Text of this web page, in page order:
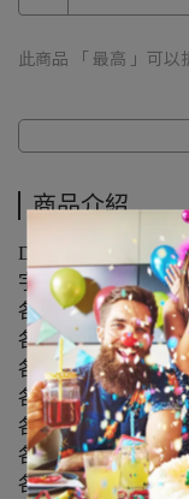
此商品 「 最高 」可以
商品介紹
DIY Letters &
字體尺寸：3-3.5公
各8入重複貼紙：E
各7入重複貼紙：A
各6入重複貼紙：I
各5入重複貼紙 ：R,
各4入重複貼紙：B,
各3入重複貼紙：
各2入重複貼紙：P ,